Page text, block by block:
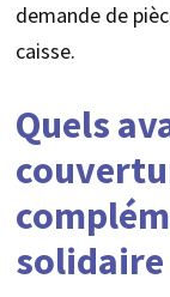
demande de
caisse.
Quels
solidaire